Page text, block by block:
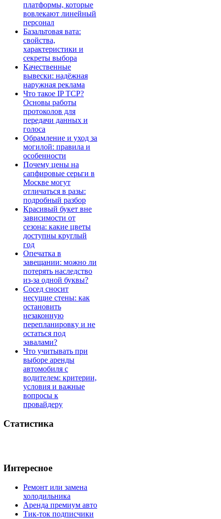
платформы, которые
вовлекают линейный
персонал
Базальтовая вата:
свойства,
характеристики и
секреты выбора
Качественные
вывески: надёжная
наружная реклама
Что такое IP TCP?
Основы работы
протоколов для
передачи данных и
голоса
Обрамление и уход за
могилой: правила и
особенности
Почему цены на
сапфировые серьги в
Москве могут
отличаться в разы:
подробный разбор
Красивый букет вне
зависимости от
сезона: какие цветы
доступны круглый
год
Опечатка в
завещании: можно ли
потерять наследство
из-за одной буквы?
Сосед сносит
несущие стены: как
остановить
незаконную
перепланировку и не
остаться под
завалами?
Что учитывать при
выборе аренды
автомобиля с
водителем: критерии,
условия и важные
вопросы к
провайдеру
Статистика
Интересное
Ремонт или замена
холодильника
Аренда премиум авто
Тик-ток подписчики